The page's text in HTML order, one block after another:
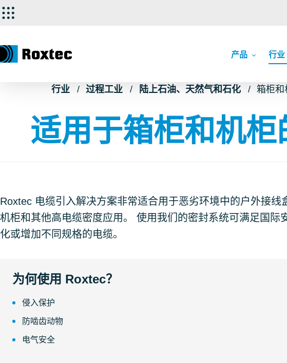
产品 行业
行业 过程工业 陆上石油、天然气和石化 箱柜和
适用于箱柜和机
Roxtec 电缆引入解决方案非常适合用于恶劣环境中的户外接
机柜和其他高电缆密度应用。 使用我们的密封系统可满足国际
化或增加不同规格的电缆。
为何使用 Roxtec？
侵入保护
防啮齿动物
电气安全